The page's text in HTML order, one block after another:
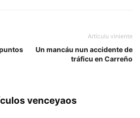
Artículu viniente
Un mancáu nun accidente de
tráficu en Carreño
venceyaos